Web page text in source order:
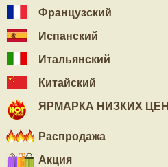
Французский
Испанский
Итальянский
Китайский
ЯРМАРКА НИЗКИХ ЦЕН
Распродажа
Акция